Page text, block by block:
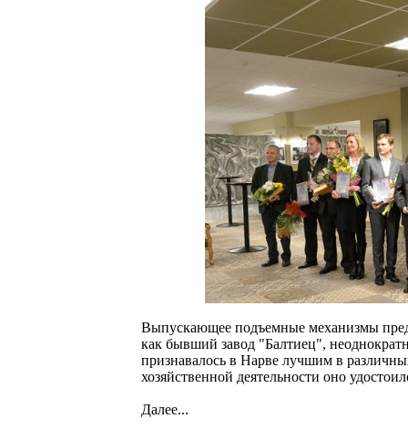
Выпускающее подъемные механизмы
как бывший завод "Балтиец",
признавалось в Нарве лучшим в
хозяйственной деятельности оно
Далее...